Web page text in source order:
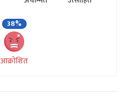
38%
आक्रोशित